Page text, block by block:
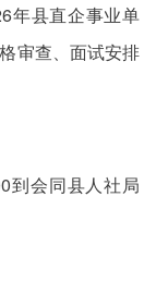
年县直企事业单
审查、面试安排
到会同县人社局